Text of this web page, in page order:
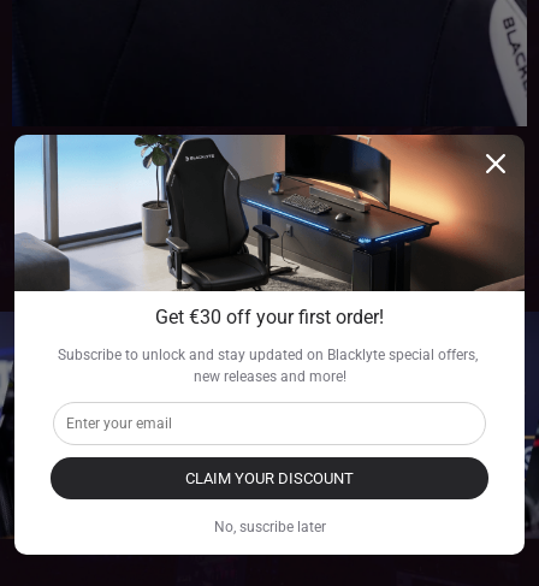
FAITS SAILLANTS DE BLACKLYTE X
BLAST PREMIER
Get €30 off your first order!
Subscribe to unlock and stay updated on Blacklyte special offers,
new releases and more!
CLAIM YOUR DISCOUNT
No, suscribe later